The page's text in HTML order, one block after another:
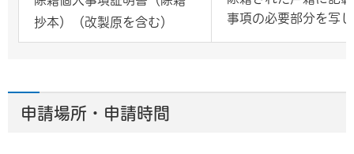
抄本）（改製原を含む）
事項の必要部分を写
申請場所・申請時間